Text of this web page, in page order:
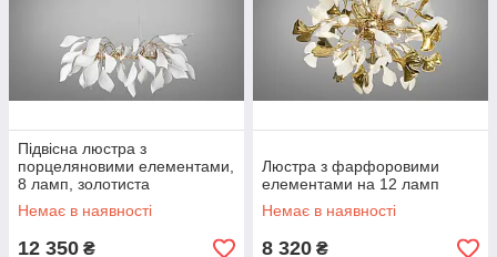
Підвісна люстра з
порцеляновими елементами,
8 ламп, золотиста
Немає в наявності
12 350 ₴
Люстра з фарфоровими
елементами на 12 ламп
Немає в наявності
8 320 ₴